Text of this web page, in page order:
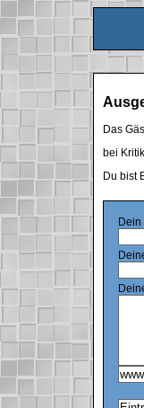
Das
bei
Du bist
Dein